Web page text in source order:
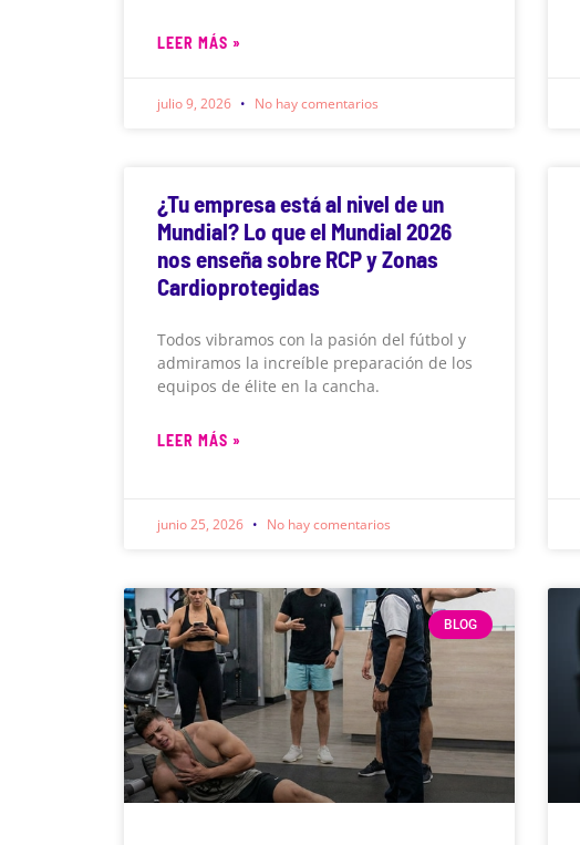
LEER MÁS »
julio 9, 2026 No hay comentarios
¿Tu empresa está al nivel de un
Mundial? Lo que el Mundial 2026
nos enseña sobre RCP y Zonas
Cardioprotegidas
Todos vibramos con la pasión del fútbol y
admiramos la increíble preparación de los
equipos de élite en la cancha.
LEER MÁS »
junio 25, 2026 No hay comentarios
BLOG